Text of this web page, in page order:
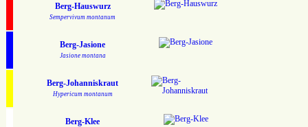
Berg-Hauswurz
Sempervivum montanum
Berg-Jasione
Jasione montana
Berg-Johanniskraut
Hypericum montanum
Berg-Klee